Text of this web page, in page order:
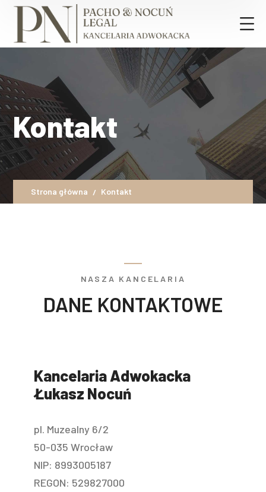
Kontakt
Strona główna Kontakt
NASZA KANCELARIA
DANE KONTAKTOWE
Kancelaria Adwokacka
Łukasz Nocuń
pl. Muzealny 6/2
50-035 Wrocław
NIP: 8993005187
REGON: 529827000